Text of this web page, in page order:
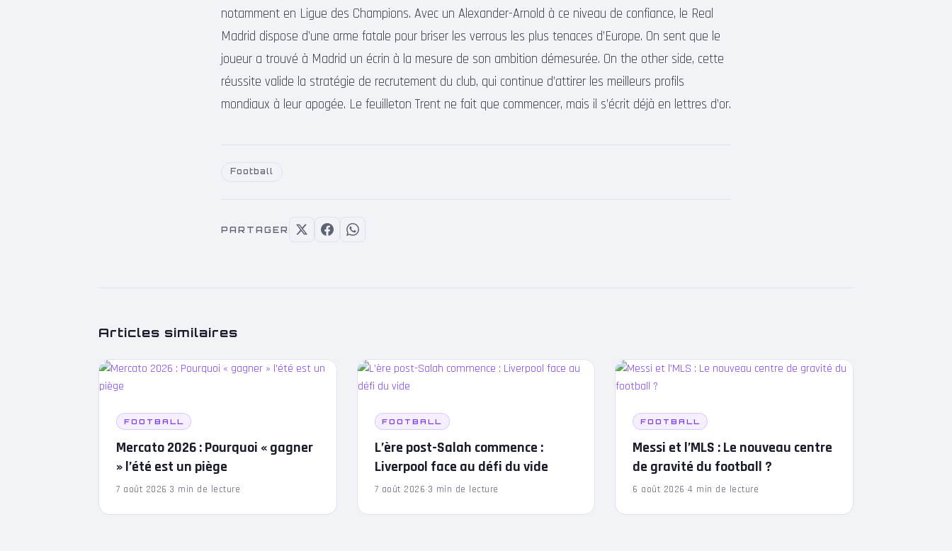
notamment en Ligue des Champions. Avec un Alexander-Arnold à ce niveau de confiance, le Real
Madrid dispose d’une arme fatale pour briser les verrous les plus tenaces d’Europe. On sent que le
joueur a trouvé à Madrid un écrin à la mesure de son ambition démesurée. On the other side, cette
réussite valide la stratégie de recrutement du club, qui continue d’attirer les meilleurs profils
mondiaux à leur apogée. Le feuilleton Trent ne fait que commencer, mais il s’écrit déjà en lettres d’or.
Football
PARTAGER
Articles similaires
FOOTBALL
Mercato 2026 : Pourquoi « gagner
» l’été est un piège
7 août 2026·3 min de lecture
FOOTBALL
L’ère post-Salah commence :
Liverpool face au défi du vide
7 août 2026·3 min de lecture
FOOTBALL
Messi et l’MLS : Le nouveau centre
de gravité du football ?
6 août 2026·4 min de lecture